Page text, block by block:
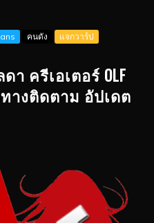
คนดัง
แจกวาร์ป
า ครีเอเตอร์ OLF
างติดตาม อัปเดต